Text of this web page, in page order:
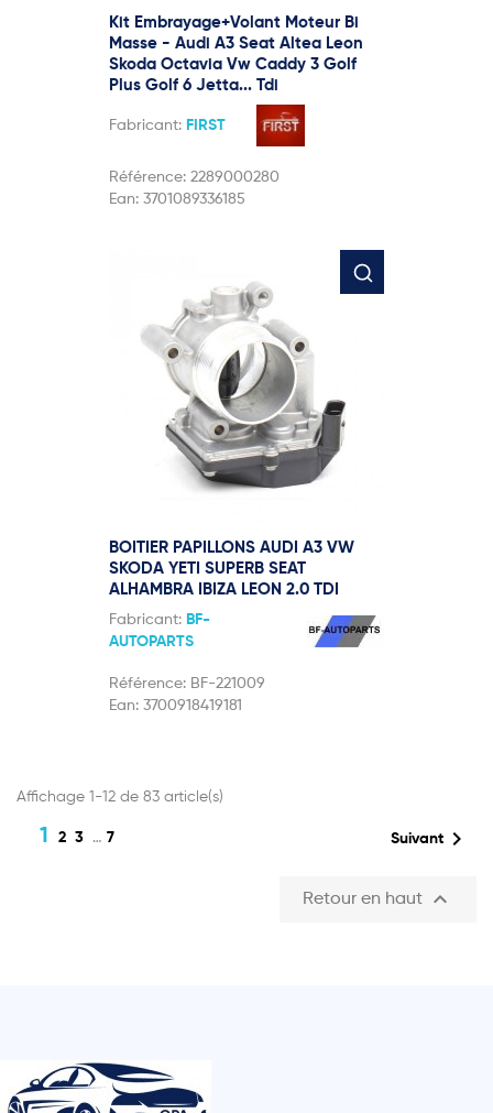
Kit Embrayage+Volant Moteur Bi
Masse - Audi A3 Seat Altea Leon
Skoda Octavia Vw Caddy 3 Golf
Plus Golf 6 Jetta... Tdi
Fabricant: FIRST
Référence: 2289000280
Ean: 3701089336185
BOITIER PAPILLONS AUDI A3 VW
SKODA YETI SUPERB SEAT
ALHAMBRA IBIZA LEON 2.0 TDI
Fabricant: BF-
AUTOPARTS
Référence: BF-221009
Ean: 3700918419181
Affichage 1-12 de 83 article(s)
1 2 3 … 7 Suivant 
Retour en haut 